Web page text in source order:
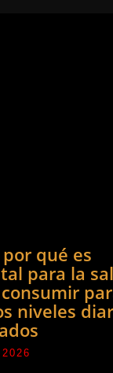
qué es
para la
niveles